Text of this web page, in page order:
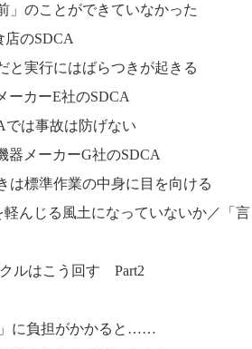
のことができていなかった
店のSDCA
実行にはばらつきが起きる
ーカーE社のSDCA
は事故は防げない
器メーカーG社のSDCA
標準作業の中身に目を向ける
軽んじる風土になっていないか／「
クルはこう回す Part2
」に負担がかかると……